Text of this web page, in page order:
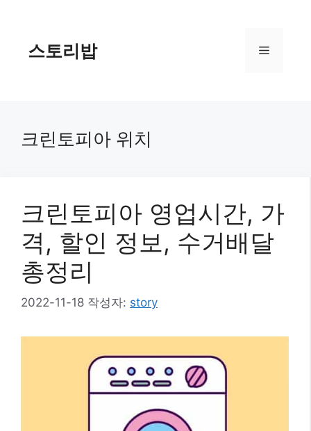
스토리밥 메
크린토피아 위치
크린토피아 영업시간, 가
격, 할인 정보, 수거배달
총정리
2022-11-18 작성자: story